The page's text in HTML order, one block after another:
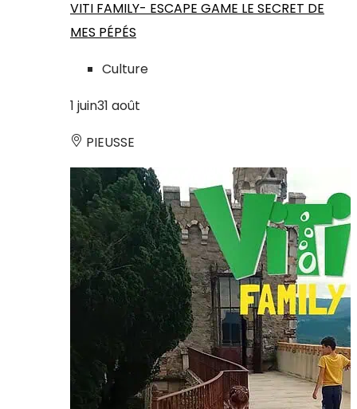
VITI FAMILY- ESCAPE GAME LE SECRET DE
MES PÉPÉS
Culture
1 juin31 août
PIEUSSE